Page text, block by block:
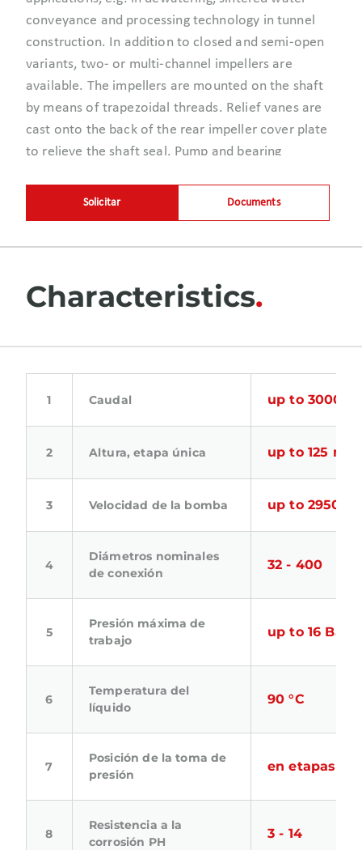
conveyance and processing technology in tunnel
construction. In addition to closed and semi-open
variants, two- or multi-channel impellers are
available. The impellers are mounted on the shaft
by means of trapezoidal threads. Relief vanes are
cast onto the back of the rear impeller cover plate
to relieve the shaft seal. Pump and bearing
Solicitar Documents
Characteristics
Caudal up to 3000 m
Altura, etapa única up to 125
Velocidad de la bomba up to 2950
Diámetros nominales
de conexión
32 - 400
Presión máxima de
trabajo
up to 16 Bar
Temperatura del
líquido
90 °C
Posición de la toma de
presión
en etapas
Resistencia a la
corrosión PH
3 - 14